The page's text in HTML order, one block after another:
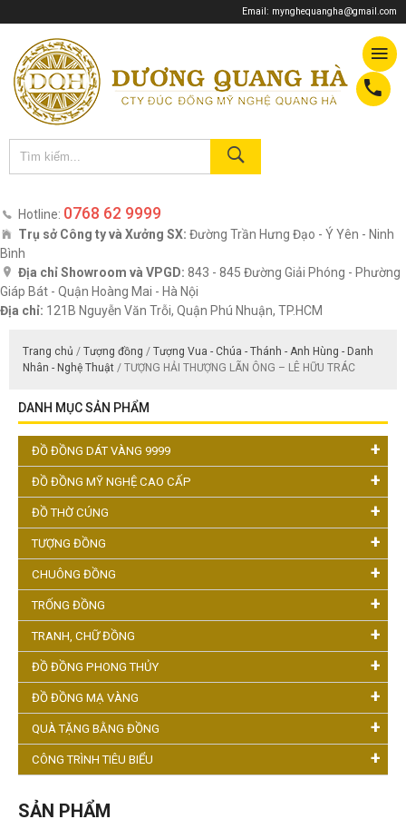
Email: mynghequangha@gmail.com
Hotline: 0768 62 9999
Trụ sở Công ty và Xưởng SX: Đường Trần Hưng Đạo - Ý Yên - Ninh
Bình
Địa chỉ Showroom và VPGD: 843 - 845 Đường Giải Phóng - Phường
Giáp Bát - Quận Hoàng Mai - Hà Nội
Địa chỉ: 121B Nguyễn Văn Trỗi, Quận Phú Nhuận, TP.HCM
Trang chủ / Tượng đồng / Tượng Vua - Chúa - Thánh - Anh Hùng - Danh
Nhân - Nghệ Thuật / TƯỢNG HẢI THƯỢNG LÃN ÔNG – LÊ HỮU TRÁC
SẢN PHẨM
DANH MỤC SẢN PHẨM
ĐỒ ĐỒNG DÁT VÀNG 9999
ĐỒ ĐỒNG MỸ NGHỆ CAO CẤP
ĐỒ THỜ CÚNG
TƯỢNG ĐỒNG
CHUÔNG ĐỒNG
TRỐNG ĐỒNG
TRANH, CHỮ ĐỒNG
ĐỒ ĐỒNG PHONG THỦY
ĐỒ ĐỒNG MẠ VÀNG
QUÀ TẶNG BẰNG ĐỒNG
CÔNG TRÌNH TIÊU BIỂU